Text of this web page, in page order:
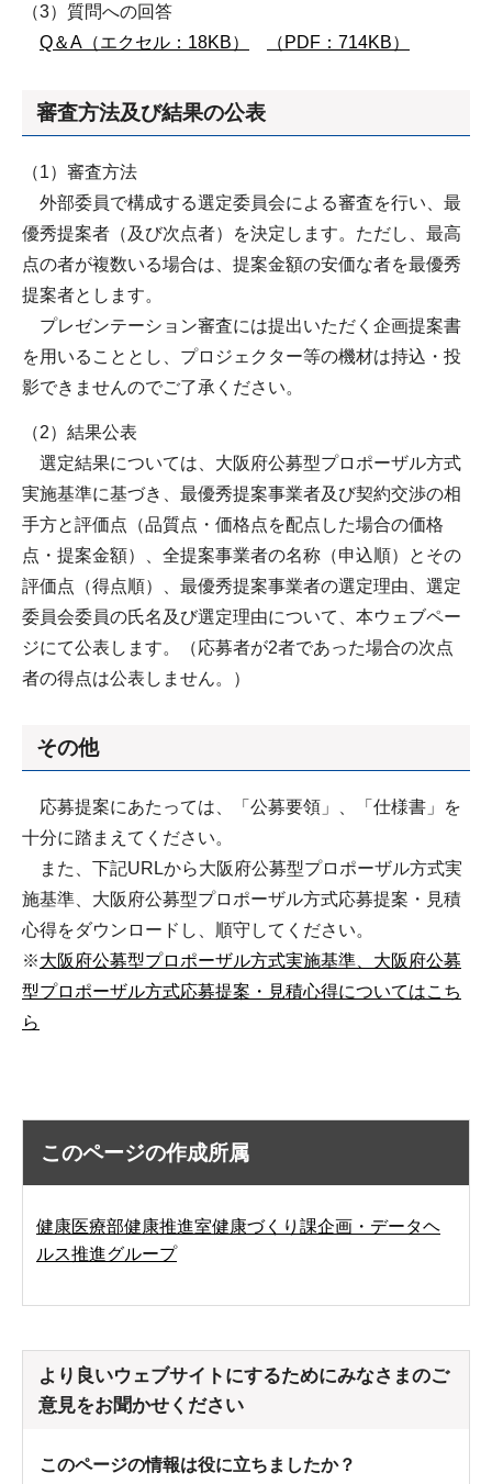
（3）質問への回答
Q＆A（エクセル：18KB）
（PDF：714KB）
審査方法及び結果の公表
（1）審査方法
外部委員で構成する選定委員会による審査を行い、最
優秀提案者（及び次点者）を決定します。ただし、最高
点の者が複数いる場合は、提案金額の安価な者を最優秀
提案者とします。
プレゼンテーション審査には提出いただく企画提案書
を用いることとし、プロジェクター等の機材は持込・投
影できませんのでご了承ください。
（2）結果公表
選定結果については、大阪府公募型プロポーザル方式
実施基準に基づき、最優秀提案事業者及び契約交渉の相
手方と評価点（品質点・価格点を配点した場合の価格
点・提案金額）、全提案事業者の名称（申込順）とその
評価点（得点順）、最優秀提案事業者の選定理由、選定
委員会委員の氏名及び選定理由について、本ウェブペー
ジにて公表します。（応募者が2者であった場合の次点
者の得点は公表しません。）
その他
応募提案にあたっては、「公募要領」、「仕様書」を
十分に踏まえてください。
また、下記URLから大阪府公募型プロポーザル方式実
施基準、大阪府公募型プロポーザル方式応募提案・見積
心得をダウンロードし、順守してください。
※大阪府公募型プロポーザル方式実施基準、大阪府公募
型プロポーザル方式応募提案・見積心得についてはこち
ら
このページの作成所属
健康医療部健康推進室健康づくり課企画・データヘ
ルス推進グループ
より良いウェブサイトにするためにみなさまのご
意見をお聞かせください
このページの情報は役に立ちましたか？